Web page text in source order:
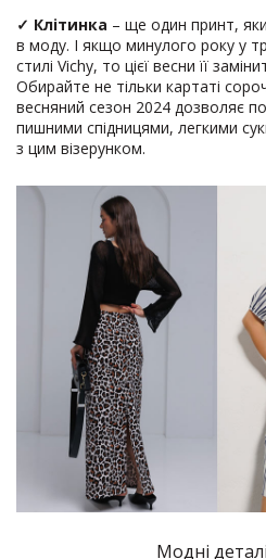
✓ Клітинка – ще один принт,
в моду. І якщо минулого року у
стилі Vichy, то цієї весни її
Обирайте не тільки картаті
весняний сезон 2024 дозволяє
пишними спідницями, легкими
з цим візерунком.
Модні